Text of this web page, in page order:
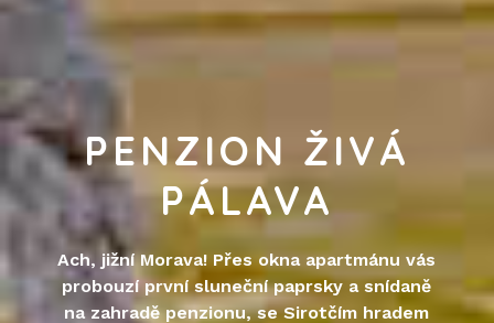
PENZION ŽIVÁ
PÁLAVA
Ach, jižní Morava! Přes okna apartmánu vás
probouzí první sluneční paprsky a snídaně
na zahradě penzionu, se Sirotčím hradem